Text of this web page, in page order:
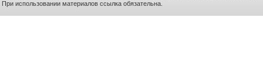
При использовании материалов ссылка обязательна.